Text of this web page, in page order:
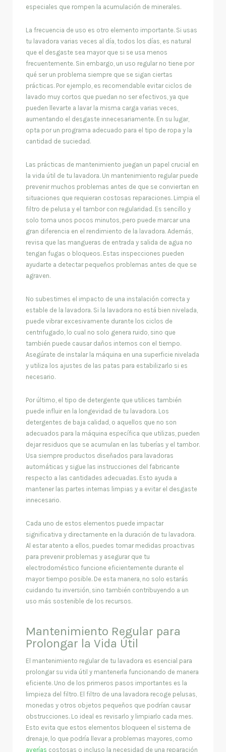
especiales que rompen la acumulación de minerales.
La frecuencia de uso es otro elemento importante. Si usas
tu lavadora varias veces al día, todos los días, es natural
que el desgaste sea mayor que si se usa menos
frecuentemente. Sin embargo, un uso regular no tiene por
qué ser un problema siempre que se sigan ciertas
prácticas. Por ejemplo, es recomendable evitar ciclos de
lavado muy cortos que puedan no ser efectivos, ya que
pueden llevarte a lavar la misma carga varias veces,
aumentando el desgaste innecesariamente. En su lugar,
opta por un programa adecuado para el tipo de ropa y la
cantidad de suciedad.
Las prácticas de mantenimiento juegan un papel crucial en
la vida útil de tu lavadora. Un mantenimiento regular puede
prevenir muchos problemas antes de que se conviertan en
situaciones que requieran costosas reparaciones. Limpia el
filtro de pelusa y el tambor con regularidad. Es sencillo y
solo toma unos pocos minutos, pero puede marcar una
gran diferencia en el rendimiento de la lavadora. Además,
revisa que las mangueras de entrada y salida de agua no
tengan fugas o bloqueos. Estas inspecciones pueden
ayudarte a detectar pequeños problemas antes de que se
agraven.
No subestimes el impacto de una instalación correcta y
estable de la lavadora. Si la lavadora no está bien nivelada,
puede vibrar excesivamente durante los ciclos de
centrifugado, lo cual no solo genera ruido, sino que
también puede causar daños internos con el tiempo.
Asegúrate de instalar la máquina en una superficie nivelada
y utiliza los ajustes de las patas para estabilizarlo si es
necesario.
Por último, el tipo de detergente que utilices también
puede influir en la longevidad de tu lavadora. Los
detergentes de baja calidad, o aquellos que no son
adecuados para la máquina específica que utilizas, pueden
dejar residuos que se acumulan en las tuberías y el tambor.
Usa siempre productos diseñados para lavadoras
automáticas y sigue las instrucciones del fabricante
respecto a las cantidades adecuadas. Esto ayuda a
mantener las partes internas limpias y a evitar el desgaste
innecesario.
Cada uno de estos elementos puede impactar
significativa y directamente en la duración de tu lavadora.
Al estar atento a ellos, puedes tomar medidas proactivas
para prevenir problemas y asegurar que tu
electrodoméstico funcione eficientemente durante el
mayor tiempo posible. De esta manera, no solo estarás
cuidando tu inversión, sino también contribuyendo a un
uso más sostenible de los recursos.
Mantenimiento Regular para
Prolongar la Vida Útil
El mantenimiento regular de tu lavadora es esencial para
prolongar su vida útil y mantenerla funcionando de manera
eficiente. Uno de los primeros pasos importantes es la
limpieza del filtro. El filtro de una lavadora recoge pelusas,
monedas y otros objetos pequeños que podrían causar
obstrucciones. Lo ideal es revisarlo y limpiarlo cada mes.
Esto evita que estos elementos bloqueen el sistema de
drenaje, lo que podría llevar a problemas mayores, como
averías costosas o incluso la necesidad de una reparación